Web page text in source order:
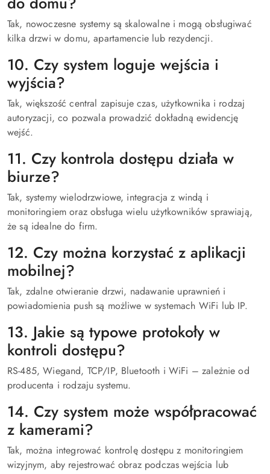
Tak, nowoczesne systemy są skalowalne i mogą obsługiwać
kilka drzwi w domu, apartamencie lub rezydencji.
10. Czy system loguje wejścia i
wyjścia?
Tak, większość central zapisuje czas, użytkownika i rodzaj
autoryzacji, co pozwala prowadzić dokładną ewidencję
wejść.
11. Czy kontrola dostępu działa w
biurze?
Tak, systemy wielodrzwiowe, integracja z windą i
monitoringiem oraz obsługa wielu użytkowników sprawiają,
że są idealne do firm.
12. Czy można korzystać z aplikacji
mobilnej?
Tak, zdalne otwieranie drzwi, nadawanie uprawnień i
powiadomienia push są możliwe w systemach WiFi lub IP.
13. Jakie są typowe protokoły w
kontroli dostępu?
RS-485, Wiegand, TCP/IP, Bluetooth i WiFi – zależnie od
producenta i rodzaju systemu.
14. Czy system może współpracować
z kamerami?
Tak, można integrować kontrolę dostępu z monitoringiem
wizyjnym, aby rejestrować obraz podczas wejścia lub